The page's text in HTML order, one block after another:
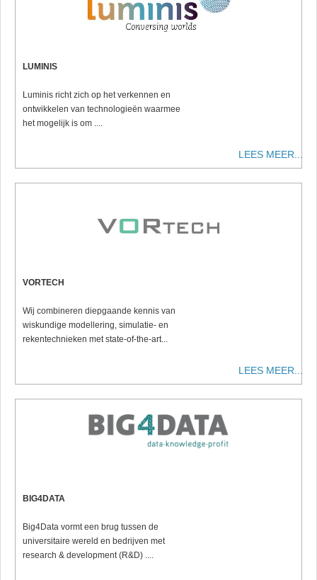
LUMINIS
Luminis richt zich op het verkennen en
ontwikkelen van technologieën waarmee
het mogelijk is om ....
LEES MEER...
VORTECH
Wij combineren diepgaande kennis van
wiskundige modellering, simulatie- en
rekentechnieken met state-of-the-art...
LEES MEER...
BIG4DATA
Big4Data vormt een brug tussen de
universitaire wereld en bedrijven met
research & development (R&D) ....